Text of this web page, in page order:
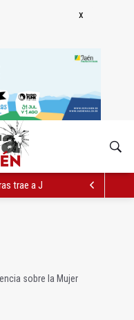
trae a Jaén al filósofo Omar
sobre la Mujer